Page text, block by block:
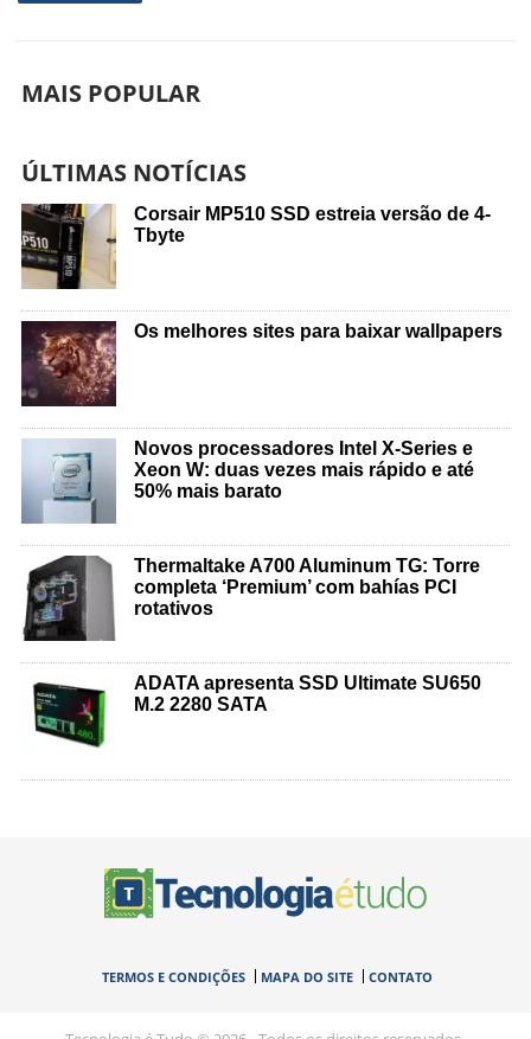
MAIS POPULAR
ÚLTIMAS NOTÍCIAS
Corsair MP510 SSD estreia versão de 4-
Tbyte
Os melhores sites para baixar wallpapers
Novos processadores Intel X-Series e
Xeon W: duas vezes mais rápido e até
50% mais barato
Thermaltake A700 Aluminum TG: Torre
completa ‘Premium’ com bahías PCI
rotativos
ADATA apresenta SSD Ultimate SU650
M.2 2280 SATA
TERMOS E CONDIÇÕES MAPA DO SITE CONTATO